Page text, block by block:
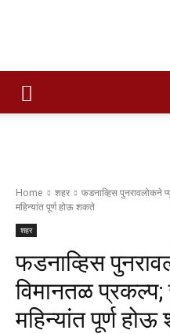
Home शहर
फडनाव्हिस पुनरावलोकने
महिन्यांत पूर्ण होऊ शकते
शहर
फडनाव्हिस
विमानतळ
महिन्यांत पूर्ण